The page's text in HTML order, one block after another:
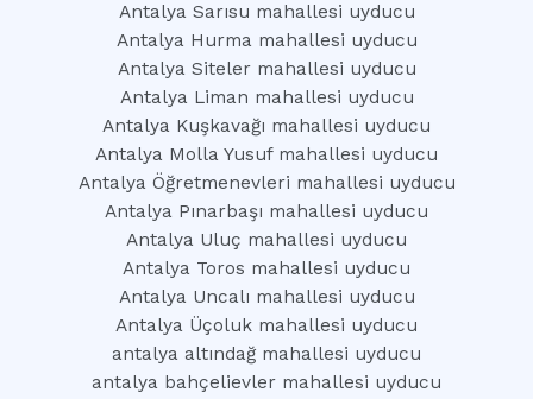
Antalya Sarısu mahallesi uyducu
Antalya Hurma mahallesi uyducu
Antalya Siteler mahallesi uyducu
Antalya Liman mahallesi uyducu
Antalya Kuşkavağı mahallesi uyducu
Antalya Molla Yusuf mahallesi uyducu
Antalya Öğretmenevleri mahallesi uyducu
Antalya Pınarbaşı mahallesi uyducu
Antalya Uluç mahallesi uyducu
Antalya Toros mahallesi uyducu
Antalya Uncalı mahallesi uyducu
Antalya Üçoluk mahallesi uyducu
antalya altındağ mahallesi uyducu
antalya bahçelievler mahallesi uyducu